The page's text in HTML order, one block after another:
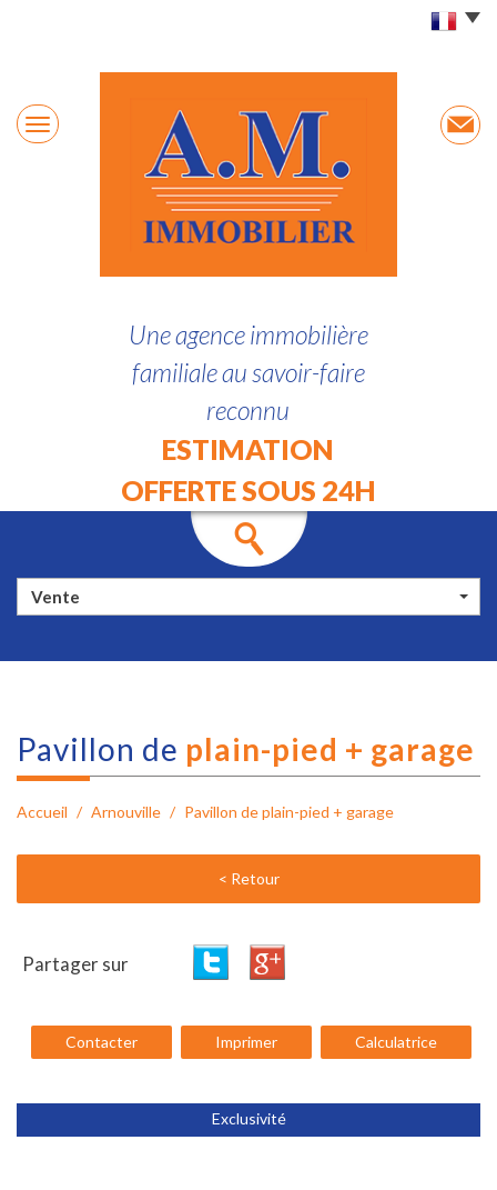
Une agence immobilière
familiale au savoir-faire
reconnu
ESTIMATION
OFFERTE SOUS 24H
Vente
pavillon de plain-pied + garage
Accueil Arnouville Pavillon de plain-pied + garage
< Retour
Partager sur
Contacter Imprimer Calculatrice
Exclusivité